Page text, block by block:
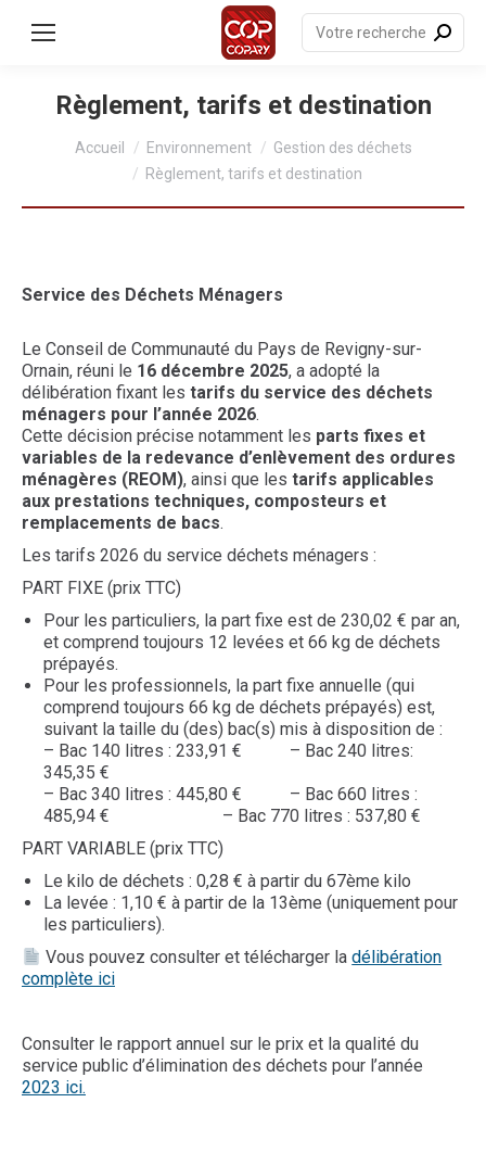
principal
Recherche
:
Règlement, tarifs et destination
Accueil Environnement
Gestion des déchets
Règlement, tarifs et destination
Service des Déchets Ménagers
Le Conseil de Communauté du Pays de Revigny-sur-
Ornain, réuni le 16 décembre 2025, a adopté la
délibération fixant les tarifs du service des déchets
ménagers pour l’année 2026.
Cette décision précise notamment les parts fixes et
variables de la redevance d’enlèvement des ordures
ménagères (REOM), ainsi que les tarifs applicables
aux prestations techniques, composteurs et
remplacements de bacs.
Les tarifs 2026 du service déchets ménagers :
PART FIXE (prix TTC)
Pour les particuliers, la part fixe est de 230,02 € par an,
et comprend toujours 12 levées et 66 kg de déchets
prépayés.
Pour les professionnels, la part fixe annuelle (qui
comprend toujours 66 kg de déchets prépayés) est,
suivant la taille du (des) bac(s) mis à disposition de :
– Bac 140 litres : 233,91 € – Bac 240 litres:
345,35 €
– Bac 340 litres : 445,80 € – Bac 660 litres :
485,94 € – Bac 770 litres : 537,80 €
PART VARIABLE (prix TTC)
Le kilo de déchets : 0,28 € à partir du 67ème kilo
La levée : 1,10 € à partir de la 13ème (uniquement pour
les particuliers).
Vous pouvez consulter et télécharger ladélibération
complète ici
Consulter le rapport annuel sur le prix et la qualité du
service public d’élimination des déchets pour l’année
2023 ici.